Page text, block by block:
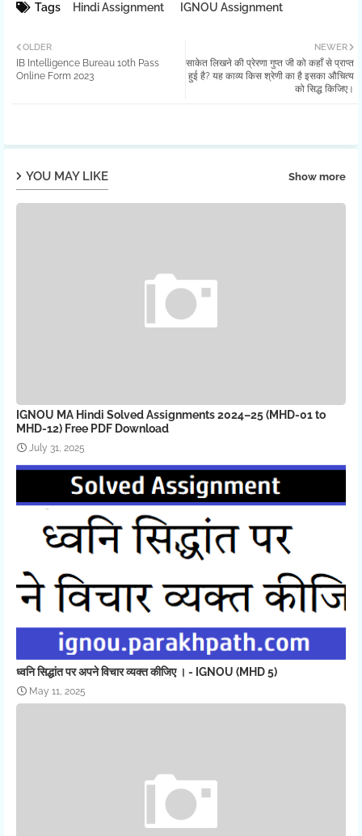
Tags Hindi Assignment IGNOU Assignment
NEWER
साकेत लिखने की प्रेरणा गुप्त जी को कहाँ से प्राप्त
हुई है? यह काव्य किस श्रेणी का है इसका औचित्य
को सिद्ध किजिए।
OLDER
IB Intelligence Bureau 10th Pass
Online Form 2023
YOU MAY LIKE Show more
IGNOU MA Hindi Solved Assignments 2024–25 (MHD-01 to
MHD-12) Free PDF Download
July 31, 2025
ध्वनि सिद्धांत पर अपने विचार व्यक्त कीजिए । - IGNOU (MHD 5)
May 11, 2025